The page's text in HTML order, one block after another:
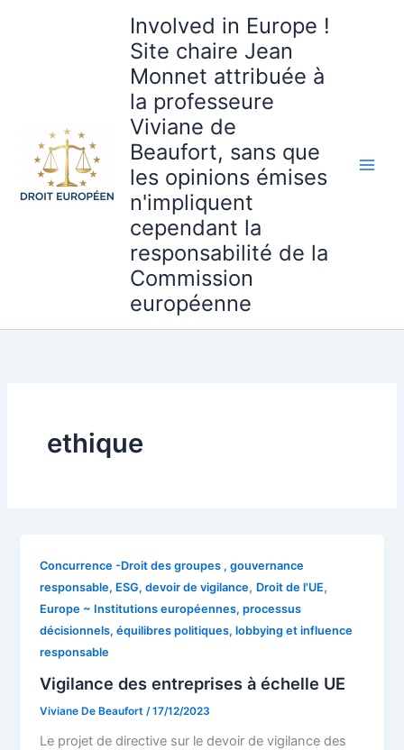
Involved in Europe !
Site chaire Jean
Monnet attribuée à
la professeure
Viviane de
Beaufort, sans que
les opinions émises
n'impliquent
cependant la
responsabilité de la
Commission
européenne
ethique
Concurrence -Droit des groupes , gouvernance
responsable, ESG, devoir de vigilance, Droit de l'UE,
Europe ~ Institutions européennes, processus
décisionnels, équilibres politiques, lobbying et influence
responsable
Vigilance des entreprises à échelle UE
Viviane De Beaufort /17/12/2023
Le projet de directive sur le devoir de vigilance des